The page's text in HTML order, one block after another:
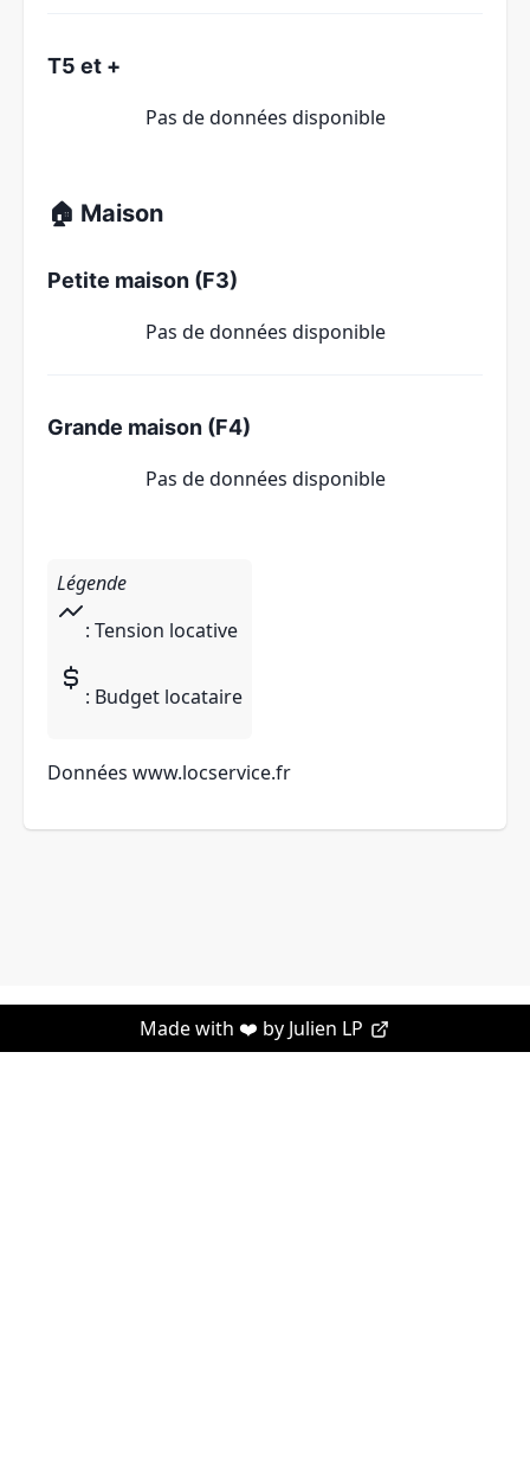
T5 et +
Pas de données disponible
🏠 Maison
Petite maison (F3)
Pas de données disponible
Grande maison (F4)
Pas de données disponible
Légende
: Tension locative
: Budget locataire
Données www.locservice.fr
Made with ❤️ by Julien LP